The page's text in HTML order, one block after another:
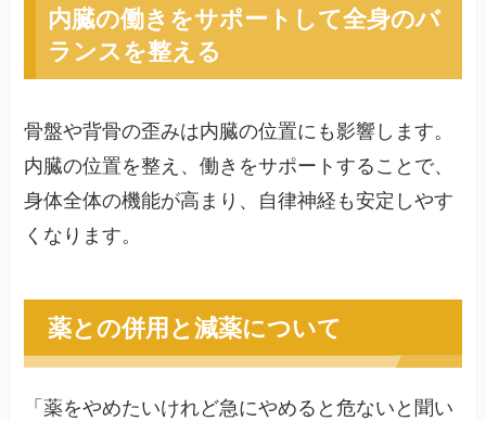
内臓の働きをサポートして全身のバ
ランスを整える
骨盤や背骨の歪みは内臓の位置にも影響します。
内臓の位置を整え、働きをサポートすることで、
身体全体の機能が高まり、自律神経も安定しやす
くなります。
薬との併用と減薬について
「薬をやめたいけれど急にやめると危ないと聞い